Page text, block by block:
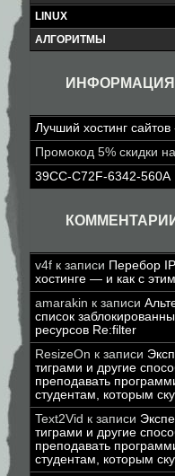
LINUX
АЛГОРИТМЫ
ИНФОРМАЦИЯ
Лучший хостинг сайтов
Промокод 5% скидки
39CC-C72F-6342-560A
v4f к записи Перебор
хостинге — и как с
amarakin к записи
список
ресурсов Re:filter
ResizeOn к записи
тиграми и другие
преподавать
студентам, которым
Text2Vid к записи
тиграми и другие
преподавать
студентам, которым